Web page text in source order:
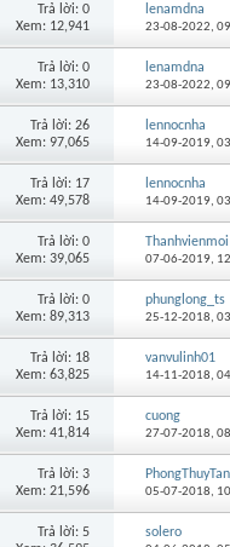
Trả lời: 0
Xem: 12,941
lenamdna
23-08-2022,
Trả lời: 0
Xem: 13,310
lenamdna
23-08-2022,
Trả lời: 26
Xem: 97,065
lennocnha
14-09-2019,
Trả lời: 17
Xem: 49,578
lennocnha
14-09-2019,
Trả lời: 0
Xem: 39,065
Thanhvienmoi
07-06-2019,
Trả lời: 0
Xem: 89,313
phunglong_ts
25-12-2018,
Trả lời: 18
Xem: 63,825
vanvulinh01
14-11-2018,
Trả lời: 15
Xem: 41,814
cuong
27-07-2018,
Trả lời: 3
Xem: 21,596
05-07-2018,
Trả lời: 5
solero